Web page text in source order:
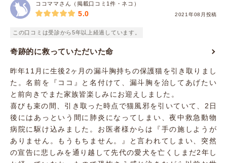
ココママさん（掲載口コミ1件・ネコ）
2021年08月投稿
5.0
この口コミは受診から5年以上経過しています。
奇跡的に救っていただいた命
昨年11月に生後2ヶ月の漏斗胸持ちの保護猫を引き取りまし
た。名前を『ココ』と名付けて、漏斗胸を治してあげたい
と前向きでまた家族皆楽しみにお迎えしました。
喜びも束の間、引き取った時点で猫風邪を引いていて、2日
後にはあっという間に肺炎になってしまい、夜中救急動物
病院に駆け込みました。お医者様からは『手の施しようが
ありません。もうもちません。』と言われてしまい、突然
の宣告に悲しみを通り越して先代の愛犬を亡くしまだ2年し